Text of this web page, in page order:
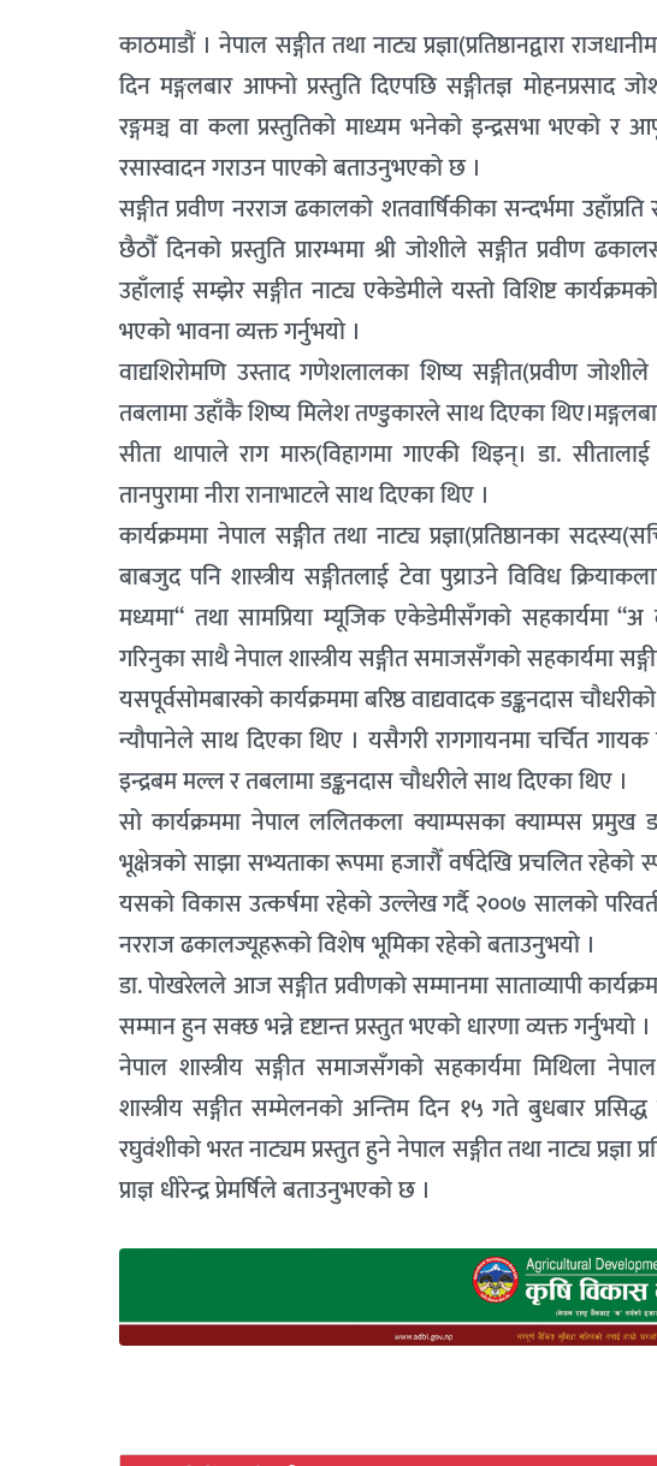
काठमाडौं । नेपाल सङ्गीत तथा नाट्य प्रज्ञा(प्रतिष्ठानद्वारा
दिन मङ्गलबार आफ्नो प्रस्तुति दिएपछि सङ्गीतज्ञ
रङ्गमञ्च वा कला प्रस्तुतिको माध्यम भनेको इन्द्रसभा
रसास्वादन गराउन पाएको बताउनुभएको छ ।
सङ्गीत प्रवीण नरराज ढकालको शतवार्षिकीका सन्दर्भमा
छैठौँ दिनको प्रस्तुति प्रारम्भमा श्री जोशीले सङ्गीत प्रवीण
उहाँलाई सम्झेर सङ्गीत नाट्य एकेडेमीले यस्तो विशिष्ट
भएको भावना व्यक्त गर्नुभयो ।
वाद्यशिरोमणि उस्ताद गणेशलालका शिष्य सङ्गीत(प्रवीण
तबलामा उहाँकै शिष्य मिलेश तण्डुकारले साथ दिएका
सीता थापाले राग मारु(विहागमा गाएकी थिइन्। डा.
तानपुरामा नीरा रानाभाटले साथ दिएका थिए ।
कार्यक्रममा नेपाल सङ्गीत तथा नाट्य प्रज्ञा(प्रतिष्ठानका
बाबजुद पनि शास्त्रीय सङ्गीतलाई टेवा पुय्राउने विविध
मध्यमा“ तथा सामप्रिया म्यूजिक एकेडेमीसँगको
गरिनुका साथै नेपाल शास्त्रीय सङ्गीत समाजसँगको सहकार्यमा
यसपूर्वसोमबारको कार्यक्रममा बरिष्ठ वाद्यवादक डङ्कनदास
न्यौपानेले साथ दिएका थिए । यसैगरी रागगायनमा चर्चित गायक
इन्द्रबम मल्ल र तबलामा डङ्कनदास चौधरीले साथ दिएका थिए ।
सो कार्यक्रममा नेपाल ललितकला क्याम्पसका क्याम्पस प्रमुख
भूक्षेत्रको साझा सभ्यताका रूपमा हजारौँ वर्षदेखि प्रचलित
यसको विकास उत्कर्षमा रहेको उल्लेख गर्दै २००७ सालको
नरराज ढकालज्यूहरूको विशेष भूमिका रहेको बताउनुभयो ।
डा. पोखरेलले आज सङ्गीत प्रवीणको सम्मानमा साताव्यापी
सम्मान हुन सक्छ भन्ने दृष्टान्त प्रस्तुत भएको धारणा व्यक्त गर्नुभयो ।
नेपाल शास्त्रीय सङ्गीत समाजसँगको सहकार्यमा मिथिला
शास्त्रीय सङ्गीत सम्मेलनको अन्तिम दिन १५ गते बुधबार
रघुवंशीको भरत नाट्यम प्रस्तुत हुने नेपाल सङ्गीत तथा नाट्य प्रज्ञा
प्राज्ञ धीरेन्द्र प्रेमर्षिले बताउनुभएको छ ।